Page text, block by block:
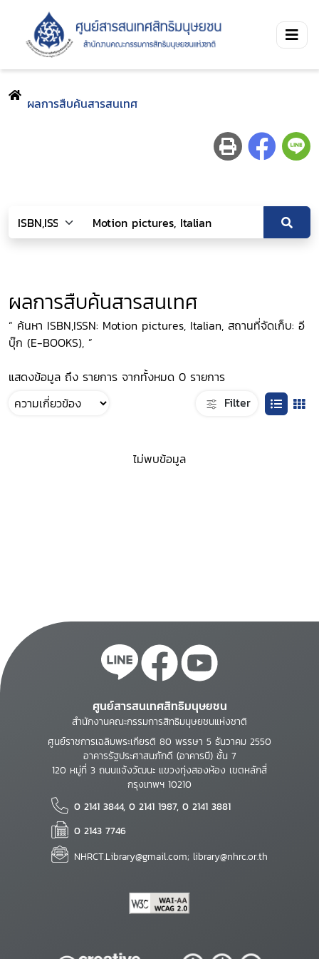
ผลการสืบค้นสารสนเทศ
ผลการสืบค้นสารสนเทศ
“ ค้นหา ISBN,ISSN: Motion pictures, Italian, สถานที่จัดเก็บ: อี
บุ๊ก (E-BOOKS), ”
แสดงข้อมูล ถึง รายการ จากทั้งหมด 0 รายการ
Filter
ไม่พบข้อมูล
ศูนย์สารสนเทศสิทธิมนุษยชน
สำนักงานคณะกรรมการสิทธิมนุษยชนแห่งชาติ
ศูนย์ราชการเฉลิมพระเกียรติ 80 พรรษา 5 ธันวาคม 2550
อาคารรัฐประศาสนภักดี (อาคารบี) ชั้น 7
120 หมู่ที่ 3 ถนนแจ้งวัฒนะ แขวงทุ่งสองห้อง เขตหลักสี่
กรุงเทพฯ 10210
0 2141 3844, 0 2141 1987, 0 2141 3881
0 2143 7746
NHRCT.Library@gmail.com; library@nhrc.or.th